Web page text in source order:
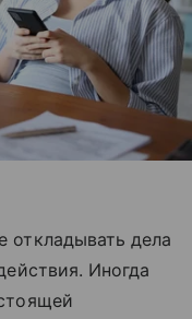
откладывать дела
Иногда